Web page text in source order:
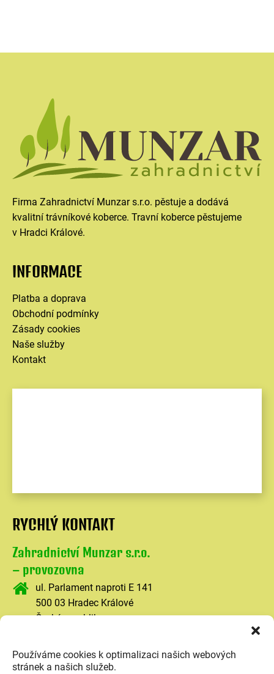
Používáme cookies k optimalizaci našich webových
stránek a našich služeb.
Firma Zahradnictví Munzar s.r.o. pěstuje a dodává
kvalitní trávníkové koberce. Travní koberce pěstujeme
v Hradci Králové.
INFORMACE
Platba a doprava
Obchodní podmínky
Zásady cookies
Naše služby
Kontakt
RYCHLÝ KONTAKT
Zahradnictví Munzar s.r.o.
– provozovna
ul. Parlament naproti E 141
500 03 Hradec Králové
Česká republika
munzar.zahradnictvi@gmail.com